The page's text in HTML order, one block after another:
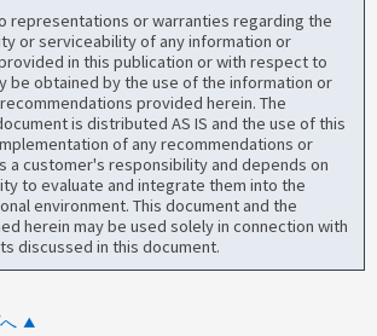
representations or warranties regarding the
or serviceability of any information or
in this publication or with respect to
be obtained by the use of the information or
provided herein. The
is distributed AS IS and the use of this
of any recommendations or
a customer's responsibility and depends on
to evaluate and integrate them into the
environment. This document and the
herein may be used solely in connection with
discussed in this document.